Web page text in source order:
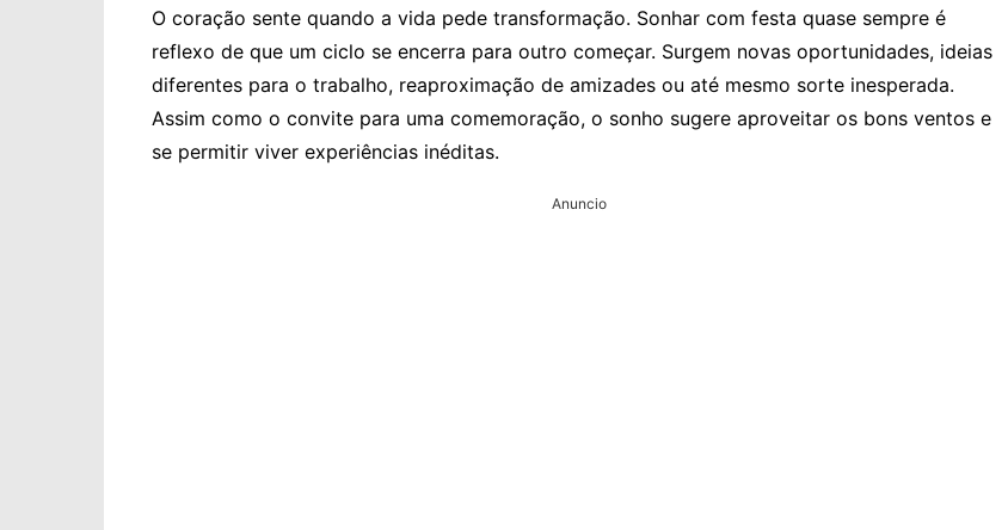
O coração sente quando a vida pede transformação. Sonhar com festa quase sempre é
reflexo de que um ciclo se encerra para outro começar. Surgem novas oportunidades, ideias
diferentes para o trabalho, reaproximação de amizades ou até mesmo sorte inesperada.
Assim como o convite para uma comemoração, o sonho sugere aproveitar os bons ventos e
se permitir viver experiências inéditas.
Anuncio